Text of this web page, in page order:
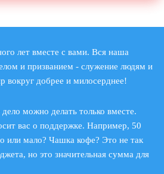
лет вместе с вами. Вся наша
и призванием - служение людям и
вокруг добрее и милосерднее!
можно делать только вместе.
вас о поддержке. Например, 50
или мало? Чашка кофе? Это не так
но это значительная сумма для